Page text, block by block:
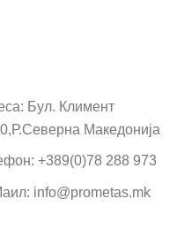
Бул. Климент
Македонија
+389(0)78 288 973
info@prometas.mk